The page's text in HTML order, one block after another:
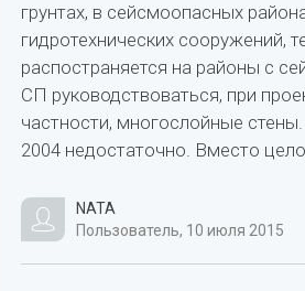
грунтах, в сейсмоопасных
гидротехнических сооружений,
распостраняется на районы с
СП руководствоваться, при
частности, многослойные
2004 недостаточно. Вместо
NATA
Пользователь, 10 июля 2015